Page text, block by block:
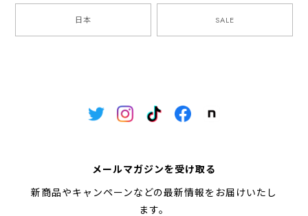
日本 SALE
メールマガジンを受け取る
新商品やキャンペーンなどの最新情報をお届けいたし
ます。